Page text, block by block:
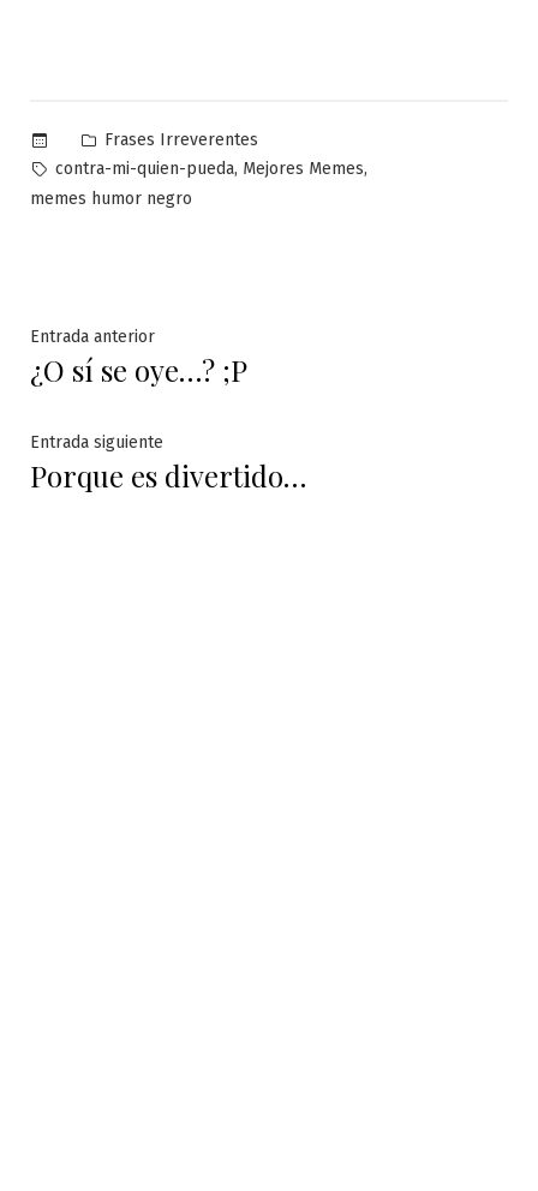
Publicado
en
Frases Irreverentes
Etiquetas:
contra-mi-quien-pueda, Mejores Memes,
memes humor negro
Navegación
de
entradas
Entrada anteriorEntrada
anterior:
¿O sí se oye…? ;P
Entrada siguiente
siguiente:
Porque es divertido…